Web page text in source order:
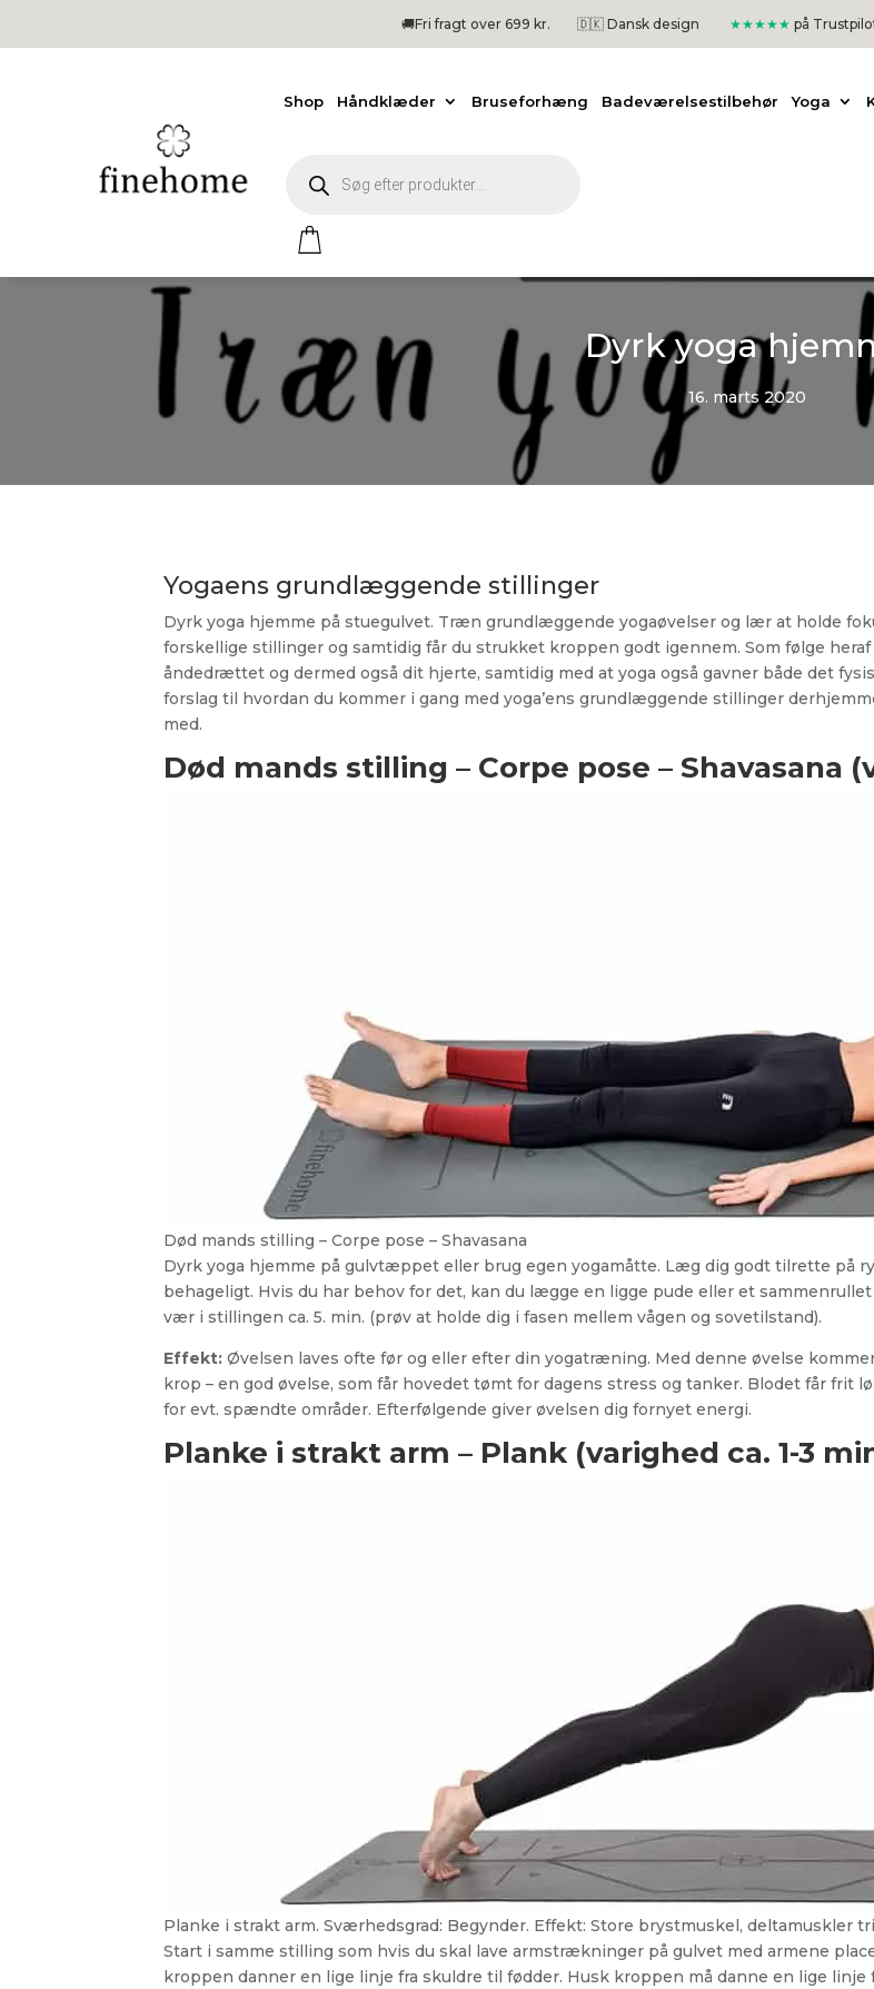
🚚Fri fragt over 699 kr. 🇩🇰 Dansk design ★★★★★ på
Shop Håndklæder Bruseforhæng Badeværelsestilbehør Yoga
search
Dyrk yoga
16. marts 2020
Yogaens grundlæggende stillinger
Dyrk yoga hjemme på stuegulvet. Træn grundlæggende yogaøvelser og lær at holde
forskellige stillinger og samtidig får du strukket kroppen godt igennem. Som følge
åndedrættet og dermed også dit hjerte, samtidig med at yoga også gavner både det
forslag til hvordan du kommer i gang med yoga’ens grundlæggende stillinger
med.
Død mands stilling – Corpe pose – Shavasana
Død mands stilling – Corpe pose – Shavasana
Dyrk yoga hjemme på gulvtæppet eller brug egen yogamåtte. Læg dig godt tilrette på
behageligt. Hvis du har behov for det, kan du lægge en ligge pude eller et
vær i stillingen ca. 5. min. (prøv at holde dig i fasen mellem vågen og sovetilstand).
Effekt: Øvelsen laves ofte før og eller efter din yogatræning. Med denne øvelse
krop – en god øvelse, som får hovedet tømt for dagens stress og tanker. Blodet får
for evt. spændte områder. Efterfølgende giver øvelsen dig fornyet energi.
Planke i strakt arm – Plank (varighed ca. 1-3
Planke i strakt arm. Sværhedsgrad: Begynder. Effekt: Store brystmuskel, deltamuskler
Start i samme stilling som hvis du skal lave armstrækninger på gulvet med armene
kroppen danner en lige linje fra skuldre til fødder. Husk kroppen må danne en lige